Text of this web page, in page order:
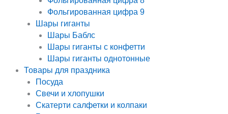
Фольгированная цифра 9
Шары гиганты
Шары Баблс
Шары гиганты с конфетти
Шары гиганты однотонные
Товары для праздника
Посуда
Свечи и хлопушки
Скатерти салфетки и колпаки